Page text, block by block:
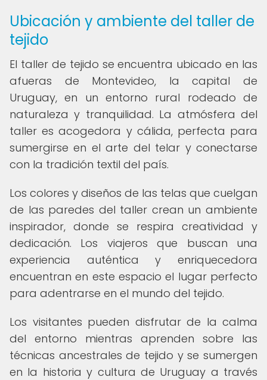
Ubicación y ambiente del taller de
tejido
El taller de tejido se encuentra ubicado en las
afueras de Montevideo, la capital de
Uruguay, en un entorno rural rodeado de
naturaleza y tranquilidad. La atmósfera del
taller es acogedora y cálida, perfecta para
sumergirse en el arte del telar y conectarse
con la tradición textil del país.
Los colores y diseños de las telas que cuelgan
de las paredes del taller crean un ambiente
inspirador, donde se respira creatividad y
dedicación. Los viajeros que buscan una
experiencia auténtica y enriquecedora
encuentran en este espacio el lugar perfecto
para adentrarse en el mundo del tejido.
Los visitantes pueden disfrutar de la calma
del entorno mientras aprenden sobre las
técnicas ancestrales de tejido y se sumergen
en la historia y cultura de Uruguay a través